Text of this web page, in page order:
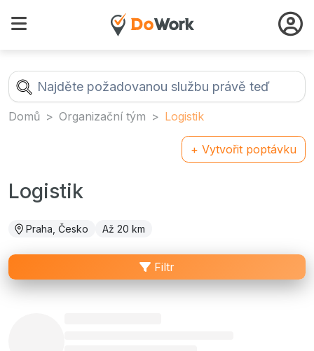
Domů Organizační tým Logistik
+ Vytvořit poptávku
Logistik
Praha, Česko Až 20 km
Filtr